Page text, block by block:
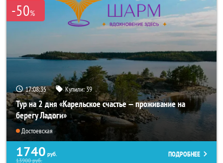
-50%
17:08:33 Купили:39
Тур на 2 дня «Карельское счастье — проживание на
берегу Ладоги»
Достоевская
1740 руб.
13900руб.
ПОДРОБНЕЕ